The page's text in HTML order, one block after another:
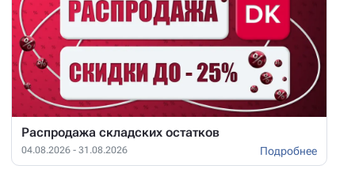
Распродажа складских остатков
04.08.2026 - 31.08.2026 Подробнее